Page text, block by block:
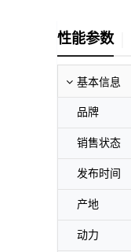
性能参数
基本信息
品牌
销售状态
发布时间
产地
动力